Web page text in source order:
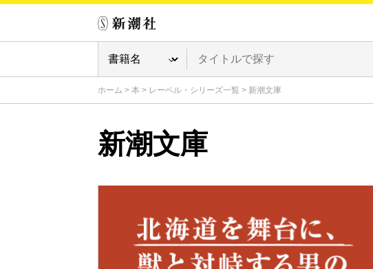
ホーム > 本 > レーベル・シリーズ一覧 > 新潮文庫
新潮文庫